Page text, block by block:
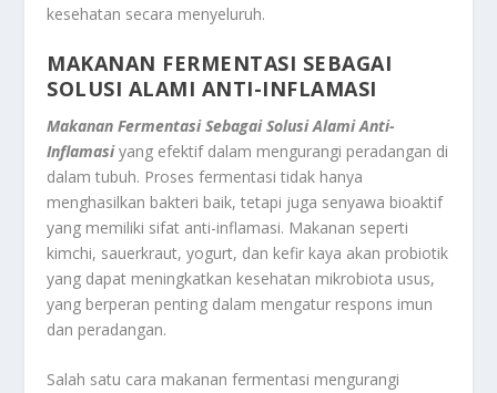
kesehatan secara menyeluruh.
MAKANAN FERMENTASI SEBAGAI
SOLUSI ALAMI ANTI-INFLAMASI
Makanan Fermentasi Sebagai Solusi Alami Anti-
Inflamasiyang efektif dalam mengurangi peradangan di
dalam tubuh. Proses fermentasi tidak hanya
menghasilkan bakteri baik, tetapi juga senyawa bioaktif
yang memiliki sifat anti-inflamasi. Makanan seperti
kimchi, sauerkraut, yogurt, dan kefir kaya akan probiotik
yang dapat meningkatkan kesehatan mikrobiota usus,
yang berperan penting dalam mengatur respons imun
dan peradangan.
Salah satu cara makanan fermentasi mengurangi